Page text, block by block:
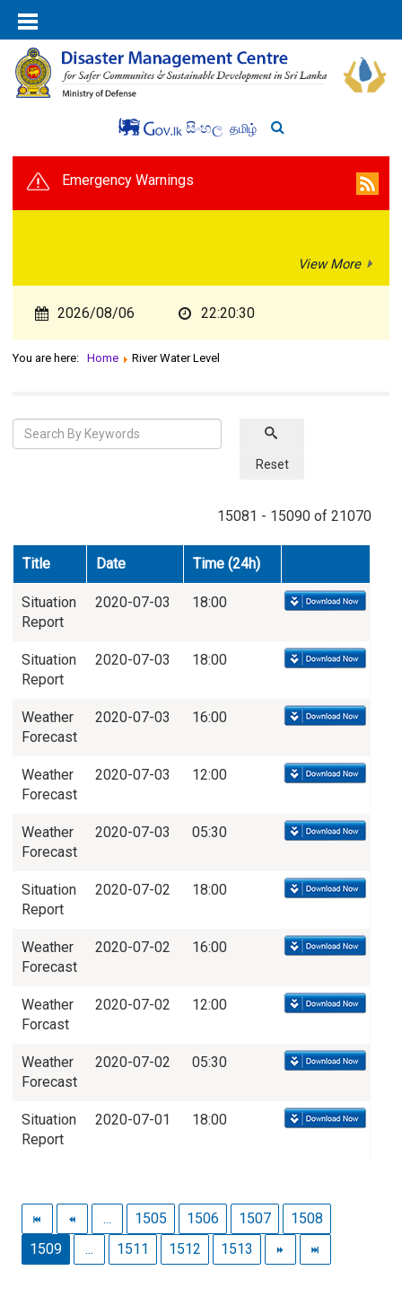
සිංහල தமிழ்
Emergency Warnings
View More
2026/08/06 22:20:30
You are here: Home River Water Level
Reset
15081 - 15090 of 21070
Title Date Time (24h)
Situation
Report
2020-07-03 18:00
Situation
Report
2020-07-03 18:00
Weather
Forecast
2020-07-03 16:00
Weather
Forecast
2020-07-03 12:00
Weather
Forecast
2020-07-03 05:30
Situation
Report
2020-07-02 18:00
Weather
Forecast
2020-07-02 16:00
Weather
Forcast
2020-07-02 12:00
Weather
Forecast
2020-07-02 05:30
Situation
Report
2020-07-01 18:00
... 1505 1506 1507
1508
1509
... 1511 1512 1513